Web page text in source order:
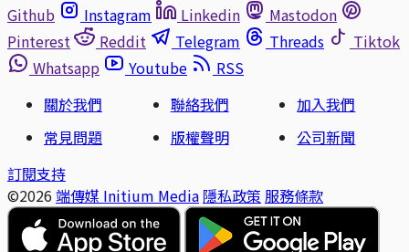
Github
Instagram Linkedin
Mastodon
Pinterest
Reddit Telegram Threads
Tiktok
Whatsapp
Youtube
RSS
關於我們
聯絡我們
加入我們
常見問題
版權聲明
公司新聞
訂閱支持
©2026 端傳媒 Initium Media 隱私政策 服務條款